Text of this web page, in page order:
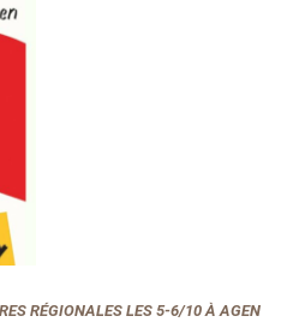
RÉGIONALES LES 5-6/10 À AGEN